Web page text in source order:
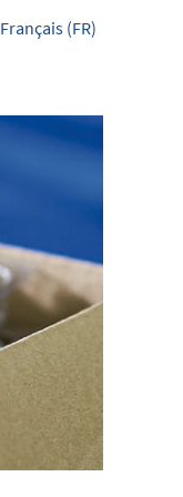
Français (FR)